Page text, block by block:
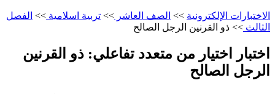
الاختبارات الإلكترونية >> الصف العاشر >> تربية اسلامية >> الفصل
الثالث >> ذو القرنين الرجل الصالح
اختبار اختيار من متعدد تفاعلي: ذو القرنين
الرجل الصالح